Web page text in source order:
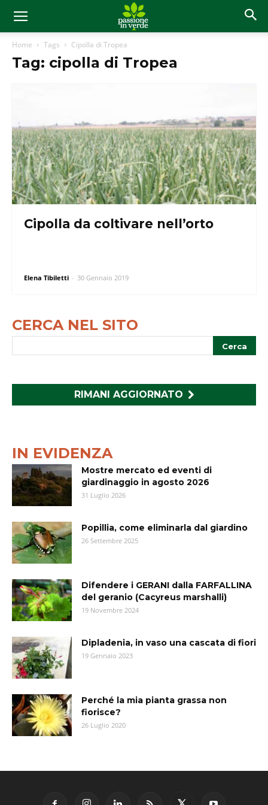
Home Tags Cipolla di Tropea
Tag: cipolla di Tropea
Cipolla da coltivare nell’orto
Elena Tibiletti - 30 Gennaio 2019
CERCA NEL SITO
RIMANI AGGIORNATO
IN EVIDENZA
Mostre mercato ed eventi di
giardinaggio in agosto 2026
31 Luglio 2026
Popillia, come eliminarla dal giardino
26 Settembre 2025
Difendere i GERANI dalla FARFALLINA
del geranio (Cacyreus marshalli)
19 Novembre 2024
Dipladenia, in vaso una cascata di fiori
19 Gennaio 2023
Perché la mia pianta grassa non
fiorisce?
26 Luglio 2020